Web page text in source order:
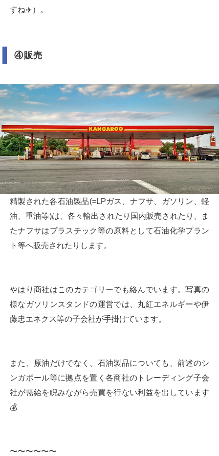
すね✈️）。
④販売
精製された各石油製品(=LPガス、ナフサ、ガソリン、軽
油、重油等)は、各々輸出されたり国内販売されたり、ま
たナフサはプラスチック等の原料として石油化学プラン
ト等へ販売されたりします。
やはり商社はこのカテゴリーでも絡んでいます。写真の
様なガソリンスタンドの運営では、丸紅エネルギーや伊
藤忠エネクス等の子会社が手掛けています。
また、原油だけでなく、石油製品についても、前述のシ
ンガポール等に拠点を置く各商社のトレーディング子会
社が需給を睨みながら売買を行ない利益を出しています
💰
〜〜〜〜〜〜